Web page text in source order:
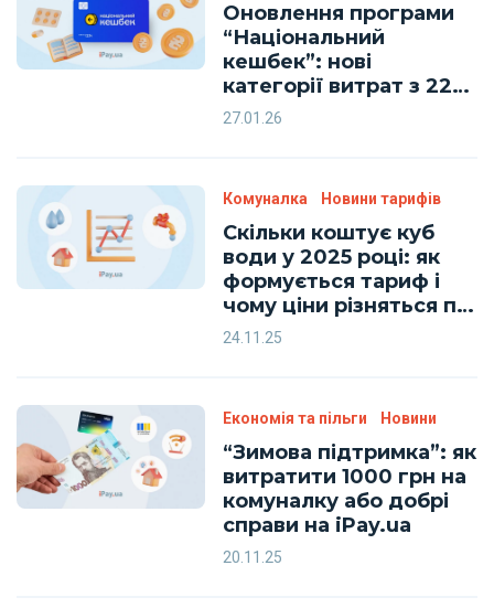
Оновлення програми
“Національний
кешбек”: нові
категорії витрат з 22
листопада
27.01.26
Комуналка Новини тарифів
Скільки коштує куб
води у 2025 році: як
формується тариф і
чому ціни різняться по
регіонах
24.11.25
Економія та пільги Новини
“Зимова підтримка”: як
витратити 1000 грн на
комуналку або добрі
справи на iPay.ua
20.11.25